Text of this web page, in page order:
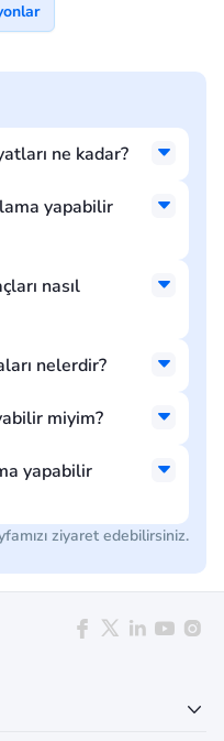
ne kadar?
yapabilir
nasıl
nelerdir?
miyim?
yapabilir
ziyaret edebilirsiniz.